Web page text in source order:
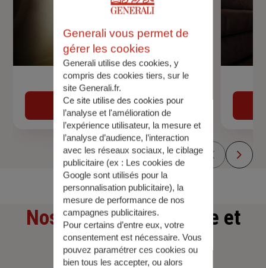
Devis assurance auto
Obtenir une estimation
Nos offresd'assurance et
d'épargne
Generali vous permet de
gérer les cookies
Generali utilise des cookies, y
compris des cookies tiers, sur le
site Generali.fr.
Ce site utilise des cookies pour
l’analyse et l'amélioration de
l’expérience utilisateur, la mesure et
l’analyse d’audience, l’interaction
avec les réseaux sociaux, le ciblage
publicitaire (ex : Les cookies de
Google sont utilisés pour la
personnalisation publicitaire), la
mesure de performance de nos
campagnes publicitaires.
Pour certains d’entre eux, votre
consentement est nécessaire. Vous
pouvez paramétrer ces cookies ou
bien tous les accepter, ou alors